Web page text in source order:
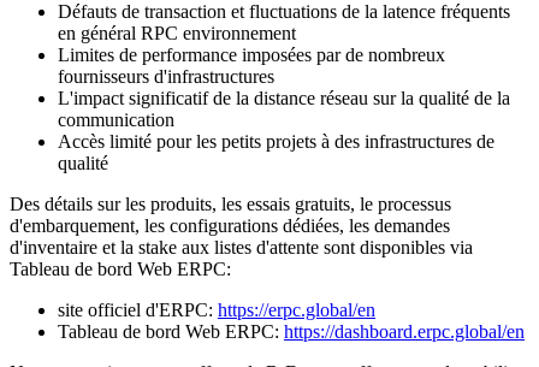
Défauts de transaction et fluctuations de la latence fréquents
en général RPC environnement
Limites de performance imposées par de nombreux
fournisseurs d'infrastructures
L'impact significatif de la distance réseau sur la qualité de la
communication
Accès limité pour les petits projets à des infrastructures de
qualité
Des détails sur les produits, les essais gratuits, le processus
d'embarquement, les configurations dédiées, les demandes
d'inventaire et la stake aux listes d'attente sont disponibles via
Tableau de bord Web ERPC:
site officiel d'ERPC: https://erpc.global/en
Tableau de bord Web ERPC: https://dashboard.erpc.global/en